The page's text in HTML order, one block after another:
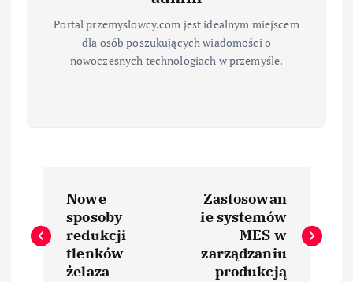
Portal przemyslowcy.com jest idealnym miejscem
dla osób poszukujących wiadomości o
nowoczesnych technologiach w przemyśle.
a
Nowe
sposoby
redukcji
tlenków
żelaza
Zastosowan
ie systemów
MES w
zarządzaniu
produkcją